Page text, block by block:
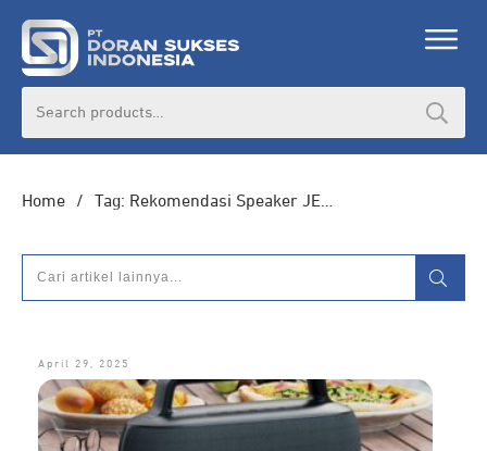
Home / Tag: Rekomendasi Speaker JETE
April 29, 2025